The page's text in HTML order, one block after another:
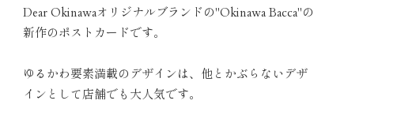
Dear Okinawaオリジナルブランドの"Okinawa Bacca"の
新作のポストカードです。
ゆるかわ要素満載のデザインは、他とかぶらないデザ
インとして店舗でも大人気です。